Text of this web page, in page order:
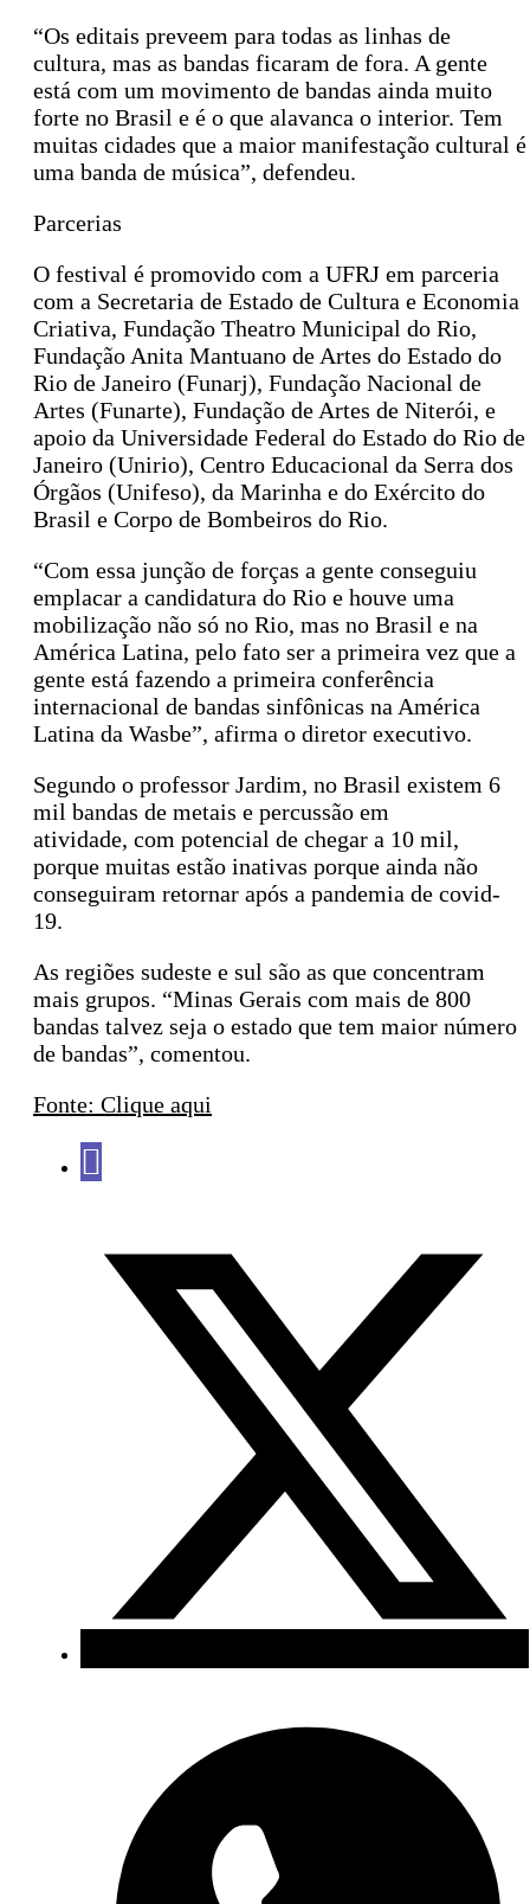
“Os editais preveem para todas as linhas de
cultura, mas as bandas ficaram de fora. A gente
está com um movimento de bandas ainda muito
forte no Brasil e é o que alavanca o interior. Tem
muitas cidades que a maior manifestação cultural é
uma banda de música”, defendeu.
Parcerias
O festival é promovido com a UFRJ em parceria
com a Secretaria de Estado de Cultura e Economia
Criativa, Fundação Theatro Municipal do Rio,
Fundação Anita Mantuano de Artes do Estado do
Rio de Janeiro (Funarj), Fundação Nacional de
Artes (Funarte), Fundação de Artes de Niterói, e
apoio da Universidade Federal do Estado do Rio de
Janeiro (Unirio), Centro Educacional da Serra dos
Órgãos (Unifeso), da Marinha e do Exército do
Brasil e Corpo de Bombeiros do Rio.
“Com essa junção de forças a gente conseguiu
emplacar a candidatura do Rio e houve uma
mobilização não só no Rio, mas no Brasil e na
América Latina, pelo fato ser a primeira vez que a
gente está fazendo a primeira conferência
internacional de bandas sinfônicas na América
Latina da Wasbe”, afirma o diretor executivo.
Segundo o professor Jardim, no Brasil existem 6
mil bandas de metais e percussão em
atividade, com potencial de chegar a 10 mil,
porque muitas estão inativas porque ainda não
conseguiram retornar após a pandemia de covid-
19.
As regiões sudeste e sul são as que concentram
mais grupos. “Minas Gerais com mais de 800
bandas talvez seja o estado que tem maior número
de bandas”, comentou.
Fonte: Clique aqui